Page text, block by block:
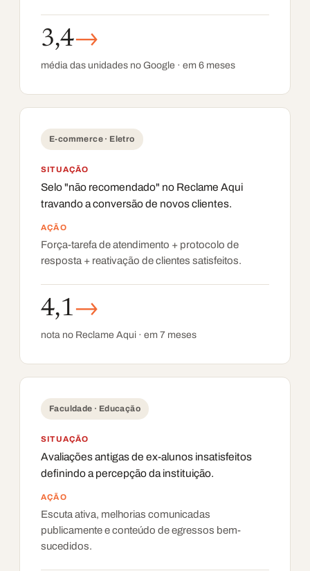
3,4→
média das unidades no Google · em 6 meses
E-commerce · Eletro
SITUAÇÃO
Selo "não recomendado" no Reclame Aqui
travando a conversão de novos clientes.
AÇÃO
Força-tarefa de atendimento + protocolo de
resposta + reativação de clientes satisfeitos.
4,1→
nota no Reclame Aqui · em 7 meses
Faculdade · Educação
SITUAÇÃO
Avaliações antigas de ex-alunos insatisfeitos
definindo a percepção da instituição.
AÇÃO
Escuta ativa, melhorias comunicadas
publicamente e conteúdo de egressos bem-
sucedidos.